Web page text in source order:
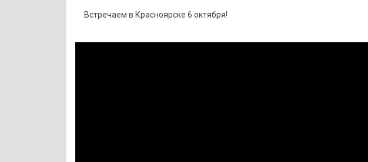
Встречаем в Красноярске 6 октября!